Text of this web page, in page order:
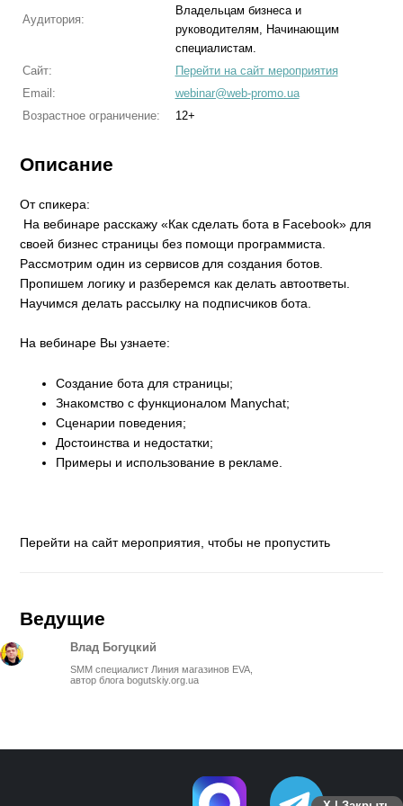
Аудитория:
Владельцам бизнеса и
руководителям, Начинающим
специалистам.
Сайт:
Перейти на сайт мероприятия
Email:
webinar@web-promo.ua
Возрастное ограничение:
12+
Описание
От спикера:
На вебинаре расскажу «Как сделать бота в Facebook» для
своей бизнес страницы без помощи программиста.
Рассмотрим один из сервисов для создания ботов.
Пропишем логику и разберемся как делать автоответы.
Научимся делать рассылку на подписчиков бота.
На вебинаре Вы узнаете:
Создание бота для страницы;
Знакомство с функционалом Manychat;
Сценарии поведения;
Достоинства и недостатки;
Примеры и использование в рекламе.
Перейти на сайт мероприятия, чтобы не пропустить
Ведущие
Влад Богуцкий
SMM специалист Линия магазинов EVA,
автор блога bogutskiy.org.ua